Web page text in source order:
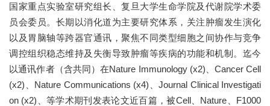
国家重点实验室研究组长、复旦大学生命学院及代谢院学术委
员会委员。长期以消化道为主要研究体系，关注肿瘤发生演化
以及胃脑轴等跨器官通讯，聚焦不同类型细胞之间协作与竞争
调控组织稳态维持及失衡导致肿瘤等疾病的功能和机制。迄今
以通讯作者（含共同）在Nature Immunology (x2)、Cancer Cell
(x2)、Nature Communications (x4)、Journal Clinical Investigati
on (x2)、等学术期刊发表论文近百篇，被Cell、Nature、F1000